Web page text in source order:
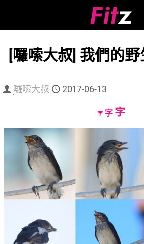
[囉嗦大叔] 我們的
囉嗦大叔 2017-06-13
字Decrease
字Reset
size.
字